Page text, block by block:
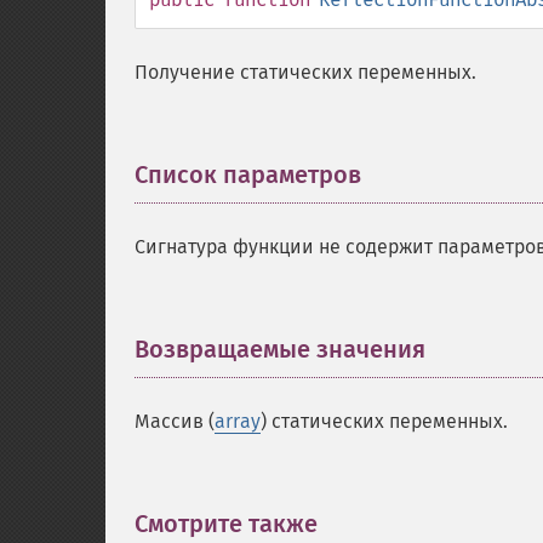
Получение статических переменных.
Список параметров
Сигнатура функции не содержит
Возвращаемые значения
Массив (array) статических переменных.
Смотрите также